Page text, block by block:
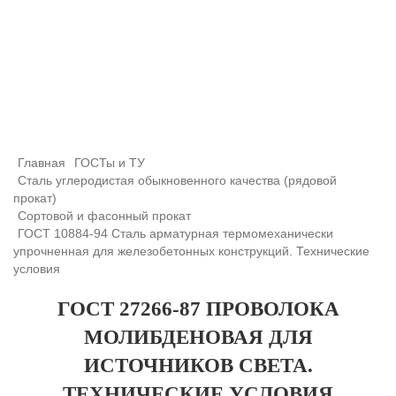
Главная
ГОСТы и ТУ
Сталь углеродистая обыкновенного качества (рядовой
прокат)
Сортовой и фасонный прокат
ГОСТ 10884-94 Сталь арматурная термомеханически
упрочненная для железобетонных конструкций. Технические
условия
ГОСТ 27266-87 ПРОВОЛОКА
МОЛИБДЕНОВАЯ ДЛЯ
ИСТОЧНИКОВ СВЕТА.